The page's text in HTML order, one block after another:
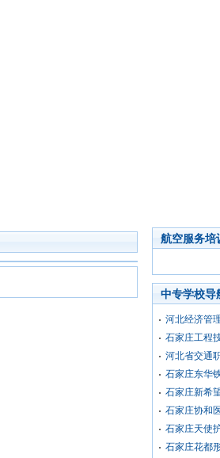
航空服务培
中专学校导
河北经济管
石家庄工程
河北省交通
石家庄东华
石家庄新希
石家庄协和
石家庄天使
石家庄花都